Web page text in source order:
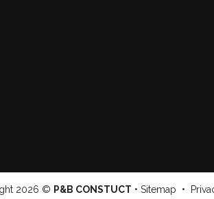
2026 © P&B CONSTUCT • Sitemap •